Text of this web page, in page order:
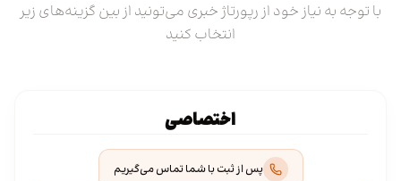
با توجه به نیاز خود از رپورتاژ خبری می‌تونید از بین گزینه‌های زیر
انتخاب کنید
اختصاصی
پس از ثبت با شما تماس می‌گیریم